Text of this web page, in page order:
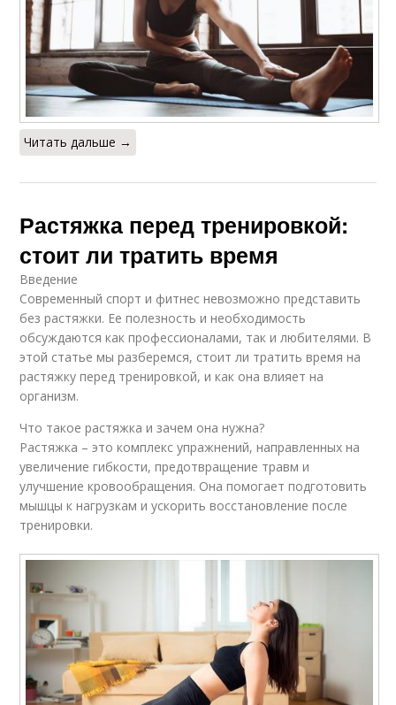
Читать дальше →
Растяжка перед тренировкой:
стоит ли тратить время
Введение
Современный спорт и фитнес невозможно представить
без растяжки. Ее полезность и необходимость
обсуждаются как профессионалами, так и любителями. В
этой статье мы разберемся, стоит ли тратить время на
растяжку перед тренировкой, и как она влияет на
организм.
Что такое растяжка и зачем она нужна?
Растяжка – это комплекс упражнений, направленных на
увеличение гибкости, предотвращение травм и
улучшение кровообращения. Она помогает подготовить
мышцы к нагрузкам и ускорить восстановление после
тренировки.